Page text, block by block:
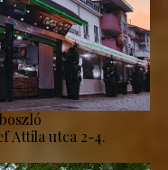
Attila utca 2-4.